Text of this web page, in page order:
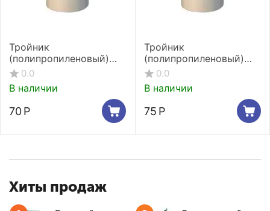
Тройник
(полипропиленовый)
переходной Kalde
40/25/40 мм
0.0
В наличии
70 Р
Тройник
(полипропиленовый)
переходной Kalde
40/32/40 мм
0.0
В наличии
75 Р
Хиты продаж